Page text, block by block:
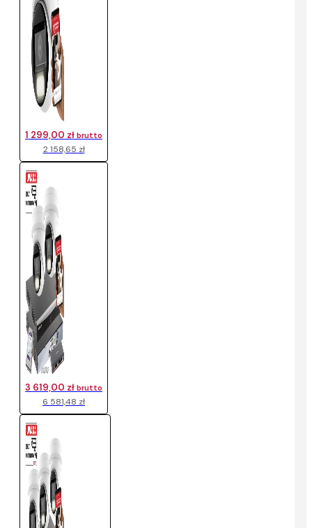
2 158,65 zł
1 299,00 zł brutto
6 581,48 zł
3 619,00 zł brutto